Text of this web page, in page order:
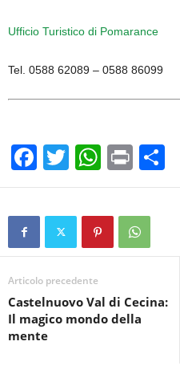
Ufficio Turistico di Pomarance
Tel. 0588 62089 – 0588 86099
F
a
c
b
o
o
k
T
wi
tt
W
h
at
s
A
p
Pr
in
t
o
Articolo precedente
Castelnuovo Val di Cecina:
Il magico mondo della
mente